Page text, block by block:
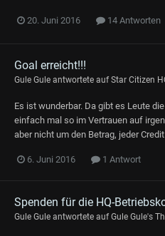
20. Juni 2016 14 Antworten
Goal erreicht!!!
Gule Gule antwortete aufStar Citizen
Es ist wunderbar. Da gibt es Leute
einfach mal so im Vertrauen auf
aber nicht um den Betrag, jeder
6. Juni 2016 1 Antwort
Spenden für die HQ-
Gule Gule antwortete aufGule Gule's